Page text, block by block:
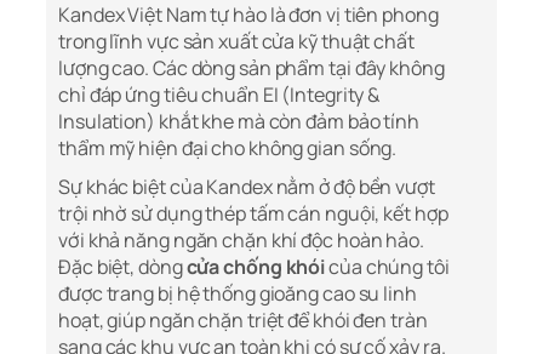
Kandex Việt Nam tự hào là đơn vị tiên phong
trong lĩnh vực sản xuất cửa kỹ thuật chất
lượng cao. Các dòng sản phẩm tại đây không
chỉ đáp ứng tiêu chuẩn EI (Integrity &
Insulation) khắt khe mà còn đảm bảo tính
thẩm mỹ hiện đại cho không gian sống.
Sự khác biệt của Kandex nằm ở độ bền vượt
trội nhờ sử dụng thép tấm cán nguội, kết hợp
với khả năng ngăn chặn khí độc hoàn hảo.
Đặc biệt, dòngcửa chống khóicủa chúng tôi
được trang bị hệ thống gioăng cao su linh
hoạt, giúp ngăn chặn triệt để khói đen tràn
sang các khu vực an toàn khi có sự cố xảy ra.